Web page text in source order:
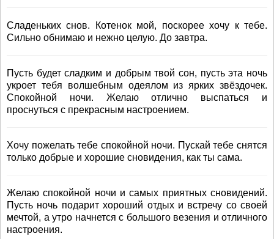
Сладеньких снов. Котенок мой, поскорее хочу к тебе.
Сильно обнимаю и нежно целую. До завтра.
Пусть будет сладким и добрым твой сон, пусть эта ночь
укроет тебя волшебным одеялом из ярких звёздочек.
Спокойной ночи. Желаю отлично выспаться и
проснуться с прекрасным настроением.
Хочу пожелать тебе спокойной ночи. Пускай тебе снятся
только добрые и хорошие сновидения, как ты сама.
Желаю спокойной ночи и самых приятных сновидений.
Пусть ночь подарит хороший отдых и встречу со своей
мечтой, а утро начнется с большого везения и отличного
настроения.